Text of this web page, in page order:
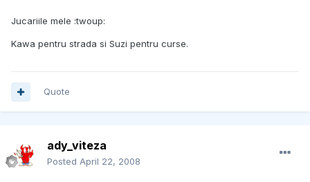
Jucariile mele :twoup:
Kawa pentru strada si Suzi pentru curse.
Quote
ady_viteza
Posted April 22, 2008